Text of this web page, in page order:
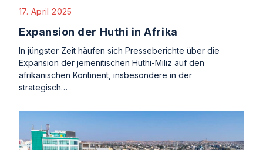
17. April 2025
Expansion der Huthi in Afrika
In jüngster Zeit häufen sich Presseberichte über die
Expansion der jemenitischen Huthi-Miliz auf den
afrikanischen Kontinent, insbesondere in der
strategisch…